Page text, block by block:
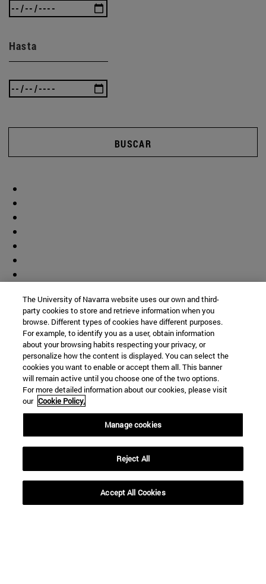
Hasta
BUSCAR
(abre en nueva ventana)
Aula virtual ADI(abre en nueva ventana)
Búsqueda de personas(abre en nueva ventana)
Trabaja con nosotros(abre en nueva ventana)
The University of Navarra website uses our own and third-
party cookies to store and retrieve information when you
browse. Different types of cookies have different purposes.
For example, to identify you as a user, obtain information
about your browsing habits respecting your privacy, or
personalize how the content is displayed. You can select the
cookies you want to enable or accept them all. This banner
will remain active until you choose one of the two options.
For more detailed information about our cookies, please visit
our Cookie Policy.
Manage cookies
Reject All
Accept All Cookies